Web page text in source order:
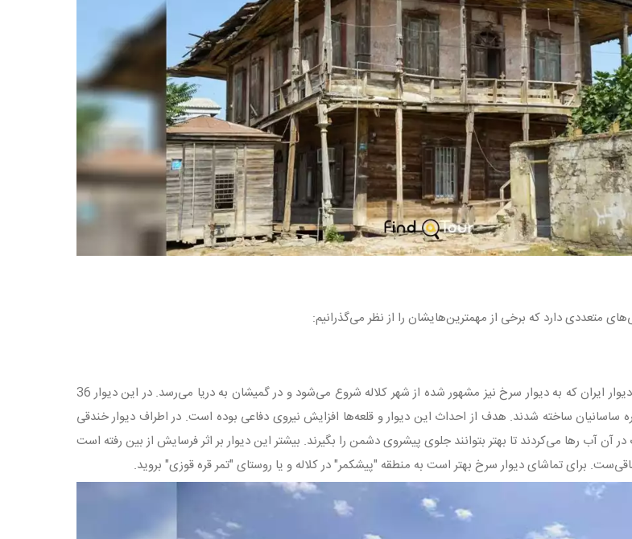
متعددی دارد که برخی از مهمترین‌هایشان را از نظر می‌گذرانیم:
جالب است بدانید طولانی‌ترین دیوار ایران که به دیوار سرخ نیز مشهور شده از شهر کلاله شروع می‌شود و در گمیشان به دریا می‌رسد. در این دیوار 36
ساسانیان ساخته شدند. هدف از احداث این دیوار و قلعه‌ها افزایش نیروی دفاعی بوده است. در اطراف دیوار خندقی
آب رها می‌کردند تا بهتر بتوانند جلوی پیشروی دشمن را بگیرند. بیشتر این دیوار بر اثر فرسایش از بین رفته است
برای تماشای دیوار سرخ بهتر است به منطقه "پیشکمر" در کلاله و یا روستای "تمر قره قوزی" بروید.